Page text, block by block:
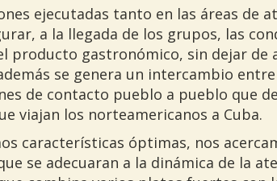
ejecutadas tanto en las áreas de
a la llegada de los grupos, las
producto gastronómico, sin dejar de
se genera un intercambio
de contacto pueblo a pueblo que
viajan los norteamericanos a Cuba.
características óptimas, nos
se adecuaran a la dinámica de la